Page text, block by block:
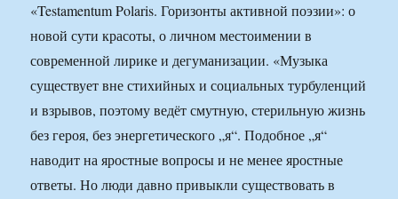
«Testamentum Polaris. Горизонты активной поэзии»: о
новой сути красоты, о личном местоимении в
современной лирике и дегуманизации. «Музыка
существует вне стихийных и социальных турбуленций
и взрывов, поэтому ведёт смутную, стерильную жизнь
без героя, без энергетического „я“. Подобное „я“
наводит на яростные вопросы и не менее яростные
ответы. Но люди давно привыкли существовать в